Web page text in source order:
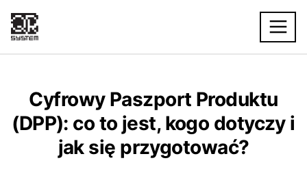
Cyfrowy Paszport Produktu
(DPP): co to jest, kogo dotyczy i
jak się przygotować?